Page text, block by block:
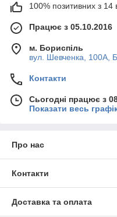
100% позитивних з 14
Працює з 05.10.2016
м. Бориспіль
вул. Шевченка, 100А,
Контакти
Сьогодні працює з
Показати весь
Про нас
Контакти
Доставка та оплата